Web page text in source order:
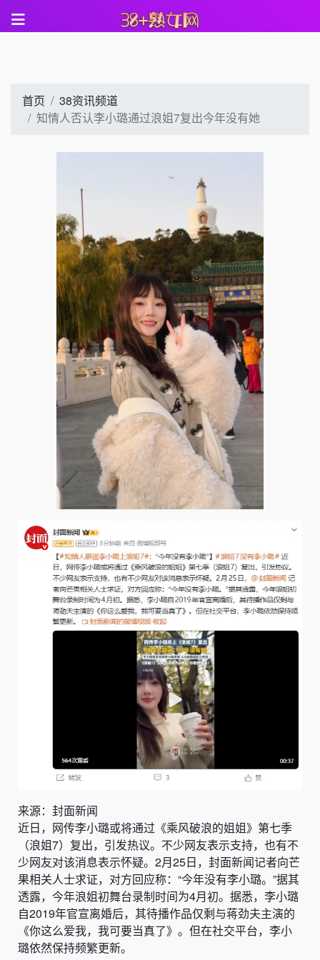
首页
38资讯频道
知情人否认李小璐通过浪姐7复出今年没有她
来源：封面新闻
近日，网传李小璐或将通过《乘风破浪的姐姐》第七季
（浪姐7）复出，引发热议。不少网友表示支持，也有不
少网友对该消息表示怀疑。2月25日， 封面新闻记者向芒
果相关人士求证，对方回应称：“今年没有李小璐。”据其
透露，今年浪姐初舞台录制时间为4月初。据悉，李小璐
自2019年官宣离婚后，其待播作品仅剩与蒋劲夫主演的
《你这么爱我，我可要当真了》。但在社交平台，李小
璐依然保持频繁更新。